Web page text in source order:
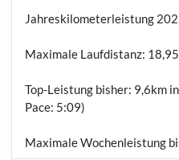
Jahreskilometerleistung
Maximale Laufdistanz:
Top-Leistung bisher: 9,6km
Pace: 5:09)
Maximale Wochenleistung